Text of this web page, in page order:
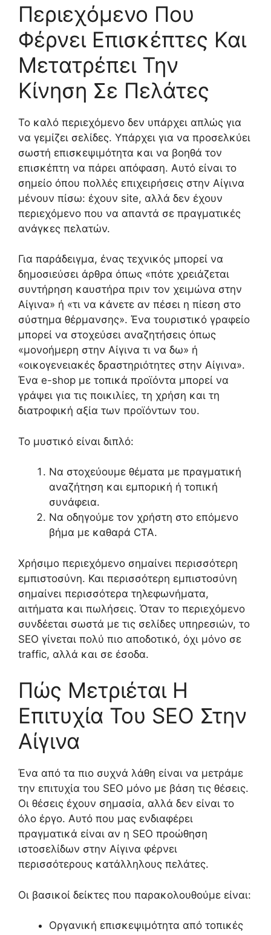
Περιεχόμενο Που
Φέρνει Επισκέπτες Και
Μετατρέπει Την
Κίνηση Σε Πελάτες
Το καλό περιεχόμενο δεν υπάρχει απλώς για
να γεμίζει σελίδες. Υπάρχει για να προσελκύει
σωστή επισκεψιμότητα και να βοηθά τον
επισκέπτη να πάρει απόφαση. Αυτό είναι το
σημείο όπου πολλές επιχειρήσεις στην Αίγινα
μένουν πίσω: έχουν site, αλλά δεν έχουν
περιεχόμενο που να απαντά σε πραγματικές
ανάγκες πελατών.
Για παράδειγμα, ένας τεχνικός μπορεί να
δημοσιεύσει άρθρα όπως «πότε χρειάζεται
συντήρηση καυστήρα πριν τον χειμώνα στην
Αίγινα» ή «τι να κάνετε αν πέσει η πίεση στο
σύστημα θέρμανσης». Ένα τουριστικό γραφείο
μπορεί να στοχεύσει αναζητήσεις όπως
«μονοήμερη στην Αίγινα τι να δω» ή
«οικογενειακές δραστηριότητες στην Αίγινα».
Ένα e-shop με τοπικά προϊόντα μπορεί να
γράψει για τις ποικιλίες, τη χρήση και τη
διατροφική αξία των προϊόντων του.
Το μυστικό είναι διπλό:
Να στοχεύουμε θέματα με πραγματική
αναζήτηση και εμπορική ή τοπική
συνάφεια.
Να οδηγούμε τον χρήστη στο επόμενο
βήμα με καθαρά CTA.
Χρήσιμο περιεχόμενο σημαίνει περισσότερη
εμπιστοσύνη. Και περισσότερη εμπιστοσύνη
σημαίνει περισσότερα τηλεφωνήματα,
αιτήματα και πωλήσεις. Όταν το περιεχόμενο
συνδέεται σωστά με τις σελίδες υπηρεσιών, το
SEO γίνεται πολύ πιο αποδοτικό, όχι μόνο σε
traffic, αλλά και σε έσοδα.
Πώς Μετριέται Η
Επιτυχία Του SEO Στην
Αίγινα
Ένα από τα πιο συχνά λάθη είναι να μετράμε
την επιτυχία του SEO μόνο με βάση τις θέσεις.
Οι θέσεις έχουν σημασία, αλλά δεν είναι το
όλο έργο. Αυτό που μας ενδιαφέρει
πραγματικά είναι αν η SEO προώθηση
ιστοσελίδων στην Αίγινα φέρνει
περισσότερους κατάλληλους πελάτες.
Οι βασικοί δείκτες που παρακολουθούμε είναι:
Οργανική επισκεψιμότητα από τοπικές